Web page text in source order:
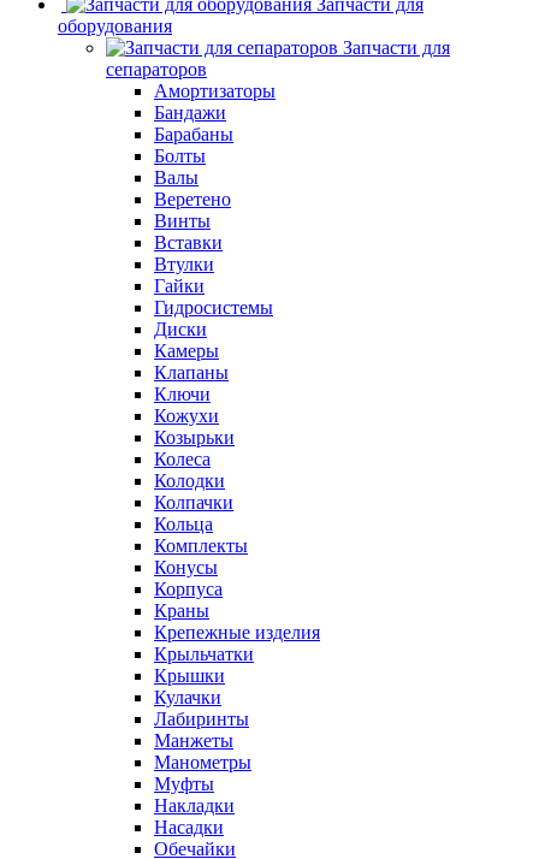
Запчасти для
оборудования
Запчасти для
сепараторов
Амортизаторы
Бандажи
Барабаны
Болты
Валы
Веретено
Винты
Вставки
Втулки
Гайки
Гидросистемы
Диски
Камеры
Клапаны
Ключи
Кожухи
Козырьки
Колеса
Колодки
Колпачки
Кольца
Комплекты
Конусы
Корпуса
Краны
Крепежные изделия
Крыльчатки
Крышки
Кулачки
Лабиринты
Манжеты
Манометры
Муфты
Накладки
Насадки
Обечайки